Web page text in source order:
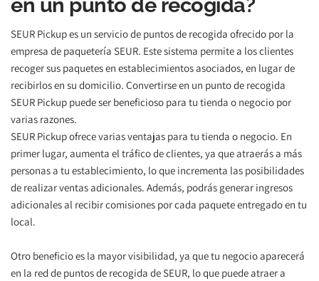
en un punto de recogida?
SEUR Pickup es un servicio de puntos de recogida ofrecido por la
empresa de paquetería SEUR. Este sistema permite a los clientes
recoger sus paquetes en establecimientos asociados, en lugar de
recibirlos en su domicilio. Convertirse en un punto de recogida
SEUR Pickup puede ser beneficioso para tu tienda o negocio por
varias razones.
SEUR Pickup ofrece varias ventajas para tu tienda o negocio. En
primer lugar, aumenta el tráfico de clientes, ya que atraerás a más
personas a tu establecimiento, lo que incrementa las posibilidades
de realizar ventas adicionales. Además, podrás generar ingresos
adicionales al recibir comisiones por cada paquete entregado en tu
local.
Otro beneficio es la mayor visibilidad, ya que tu negocio aparecerá
en la red de puntos de recogida de SEUR, lo que puede atraer a